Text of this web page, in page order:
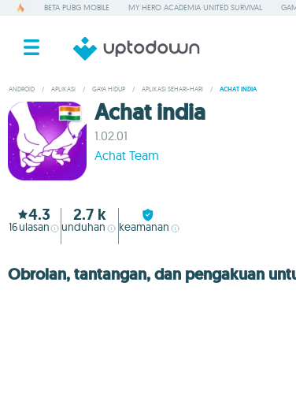
BETA PUBG MOBILE MY HERO ACADEMIA UNITED SURVIVAL
ANDROID / APLIKASI / GAYA HIDUP / APLIKASI SEHARI-HARI / ACHAT INDIA
Achat india
1.02.01
Achat Team
4.3
16ulasan
2.7 k
unduhan keamanan
Obrolan, tantangan, dan pengakuan